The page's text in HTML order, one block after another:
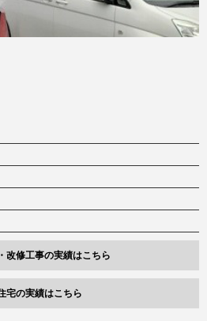
改修工事の実績はこちら
宅の実績はこちら